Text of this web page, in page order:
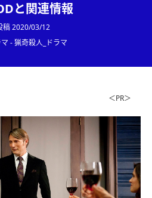
と関連情報
稿2020/03/12
- 猟奇殺人_ドラマ
＜PR＞